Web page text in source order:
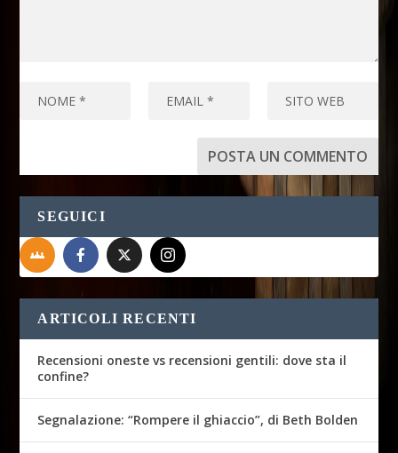
SEGUICI
ARTICOLI RECENTI
Recensioni oneste vs recensioni gentili: dove sta il
confine?
Segnalazione: “Rompere il ghiaccio”, di Beth Bolden